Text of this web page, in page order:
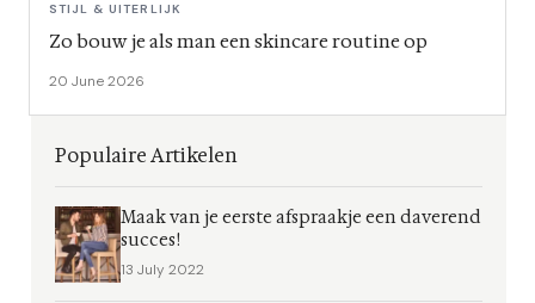
STIJL & UITERLIJK
Zo bouw je als man een skincare routine op
20 June 2026
Populaire Artikelen
Maak van je eerste afspraakje een daverend
succes!
13 July 2022